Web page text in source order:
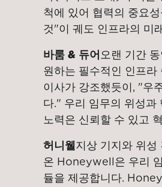
척에 있어 협력의 중요
것"이 궤도 인프라의 미
바룸 & 듀어 오랜 기간
원하는 필수적인 인프라
이사가 강조했듯이, "우
다." 우리 임무의 위성과
노력은 신뢰할 수 있고
허니웰 지상 기지와 위성
온 Honeywell은 우리
듈을 제공합니다.